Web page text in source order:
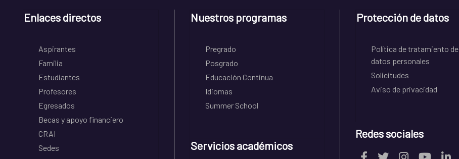
Enlaces directos
Aspirantes
Familia
Estudiantes
Profesores
Egresados
Becas y apoyo financiero
CRAI
Sedes
Nuestros programas
Pregrado
Posgrado
Educación Continua
Idiomas
Summer School
Servicios académicos
Protección de datos
Política de tratamiento de
datos personales
Solicitudes
Aviso de privacidad
Redes sociales